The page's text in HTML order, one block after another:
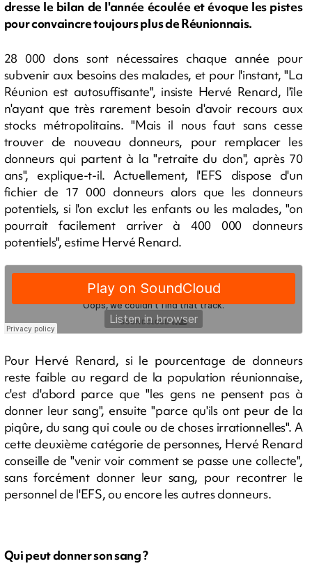
dresse le bilan de l'année écoulée et évoque les pistes
pour convaincre toujours plus de Réunionnais.
28 000 dons sont nécessaires chaque année pour
subvenir aux besoins des malades, et pour l'instant, "La
Réunion est autosuffisante", insiste Hervé Renard, l'île
n'ayant que très rarement besoin d'avoir recours aux
stocks métropolitains. "Mais il nous faut sans cesse
trouver de nouveau donneurs, pour remplacer les
donneurs qui partent à la "retraite du don", après 70
ans", explique-t-il. Actuellement, l'EFS dispose d'un
fichier de 17 000 donneurs alors que les donneurs
potentiels, si l'on exclut les enfants ou les malades, "on
pourrait facilement arriver à 400 000 donneurs
potentiels", estime Hervé Renard.
Pour Hervé Renard, si le pourcentage de donneurs
reste faible au regard de la population réunionnaise,
c'est d'abord parce que "les gens ne pensent pas à
donner leur sang", ensuite "parce qu'ils ont peur de la
piqûre, du sang qui coule ou de choses irrationnelles". A
cette deuxième catégorie de personnes, Hervé Renard
conseille de "venir voir comment se passe une collecte",
sans forcément donner leur sang, pour recontrer le
personnel de l'EFS, ou encore les autres donneurs.
Qui peut donner son sang ?